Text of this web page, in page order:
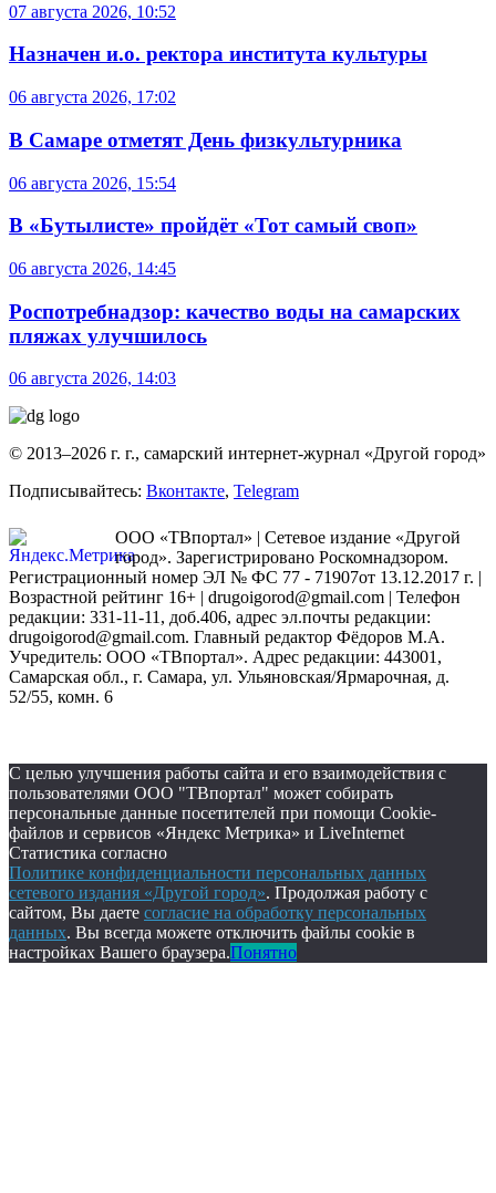
07 августа 2026, 10:52
Назначен и.о. ректора института культуры
06 августа 2026, 17:02
В Самаре отметят День физкультурника
06 августа 2026, 15:54
В «Бутылисте» пройдёт «Тот самый своп»
06 августа 2026, 14:45
Роспотребнадзор: качество воды на самарских
пляжах улучшилось
06 августа 2026, 14:03
© 2013–2026 г. г., самарский интернет-журнал «Другой город»
Подписывайтесь: Вконтакте, Telegram
ООО «ТВпортал» | Сетевое издание «Другой
город». Зарегистрировано Роскомнадзором.
Регистрационный номер ЭЛ № ФС 77 - 71907от 13.12.2017 г. |
Возрастной рейтинг 16+ | drugoigorod@gmail.com | Телефон
редакции: 331-11-11, доб.406, адрес эл.почты редакции:
drugoigorod@gmail.com. Главный редактор Фёдоров М.А.
Учредитель: ООО «ТВпортал». Адрес редакции: 443001,
Самарская обл., г. Самара, ул. Ульяновская/Ярмарочная, д.
52/55, комн. 6
С целью улучшения работы сайта и его взаимодействия с
пользователями ООО "ТВпортал" может собирать
персональные данные посетителей при помощи Cookie-
файлов и сервисов «Яндекс Метрика» и LiveInternet
Статистика согласно
Политике конфиденциальности персональных данных
сетевого издания «Другой город». Продолжая работу с
сайтом, Вы даете согласие на обработку персональных
данных. Вы всегда можете отключить файлы cookie в
настройках Вашего браузера.Понятно